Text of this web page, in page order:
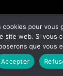
cookies pour vous
site web. Si vous
que vous
Accepter